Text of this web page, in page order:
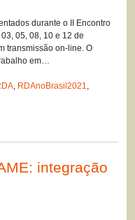
durante o II Encontro
05, 08, 10 e 12 de
transmissão on-line. O
em…
, RDAnoBrasil2021,
integração